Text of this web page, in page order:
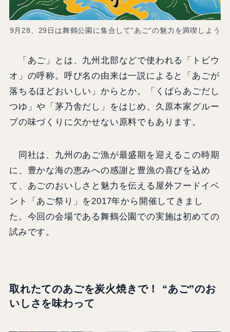
9月28、29日は舞鶴公園に集合して“あご”の魅力を満喫しよう
「あご」とは、九州北部などで使われる「トビウ
オ」の呼称。呼び名の由来は一説によると「あごが
落ちるほどおいしい」からとか。「くばらあごだし
つゆ」や「茅乃舎だし」をはじめ、久原本家グルー
プの味づくりに欠かせない原料でもあります。
同社は、九州のあご漁が最盛期を迎えるこの時期
に、豊かな海の恵みへの感謝と豊漁の喜びを込め
て、あごのおいしさと魅力を伝える屋外フードイベ
ント「あご祭り」を2017年から開催してきまし
た。今回の会場である舞鶴公園での実施は初めての
試みです。
取れたてのあごを炭火焼きで！ “あご”のお
いしさを味わって